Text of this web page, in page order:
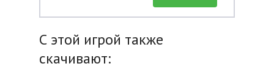
С этой игрой также
скачивают: